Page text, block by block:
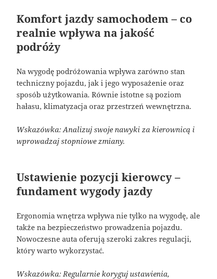
Komfort jazdy samochodem – co
realnie wpływa na jakość
podróży
Na wygodę podróżowania wpływa zarówno stan
techniczny pojazdu, jak i jego wyposażenie oraz
sposób użytkowania. Równie istotne są poziom
hałasu, klimatyzacja oraz przestrzeń wewnętrzna.
Wskazówka: Analizuj swoje nawyki za kierownicą i
wprowadzaj stopniowe zmiany.
Ustawienie pozycji kierowcy –
fundament wygody jazdy
Ergonomia wnętrza wpływa nie tylko na wygodę, ale
także na bezpieczeństwo prowadzenia pojazdu.
Nowoczesne auta oferują szeroki zakres regulacji,
który warto wykorzystać.
Wskazówka: Regularnie koryguj ustawienia,